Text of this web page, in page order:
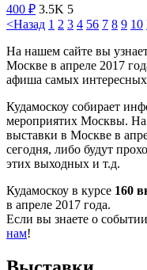
400 ₽ 3.5K 5
<Назад 1 2 3 4 56 7 8 9 10
На нашем сайте вы
Москве в апреле 2017
афиша самых
Кудамоскоу собирает
мероприятих Москвы. На
выставки в Москве в
сегодня, либо будут
этих выходных и т.д.
Кудамоскоу в курсе 160
в апреле 2017 года.
Если вы знаете о
нам!